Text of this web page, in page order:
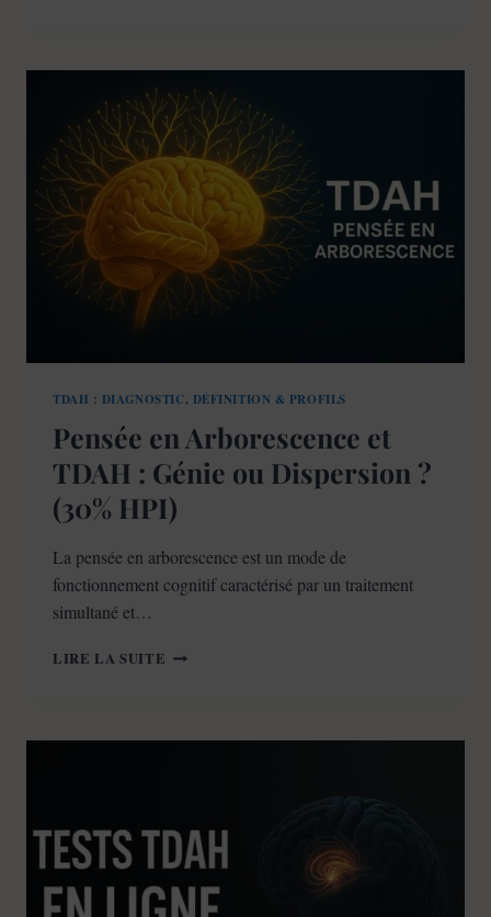
QUAND
LES
ÉMOTIONS
VOUS
ÉCRASENT
TDAH : DIAGNOSTIC, DÉFINITION & PROFILS
Pensée en Arborescence et
TDAH : Génie ou Dispersion ?
(30% HPI)
La pensée en arborescence est un mode de
fonctionnement cognitif caractérisé par un traitement
simultané et…
LIRE LA SUITE PENSÉE
TDAH
DISPERSION
(30%
HPI)